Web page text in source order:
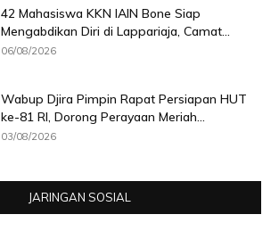
42 Mahasiswa KKN IAIN Bone Siap
Mengabdikan Diri di Lappariaja, Camat...
06/08/2026
Wabup Djira Pimpin Rapat Persiapan HUT
ke-81 RI, Dorong Perayaan Meriah...
03/08/2026
JARINGAN SOSIAL